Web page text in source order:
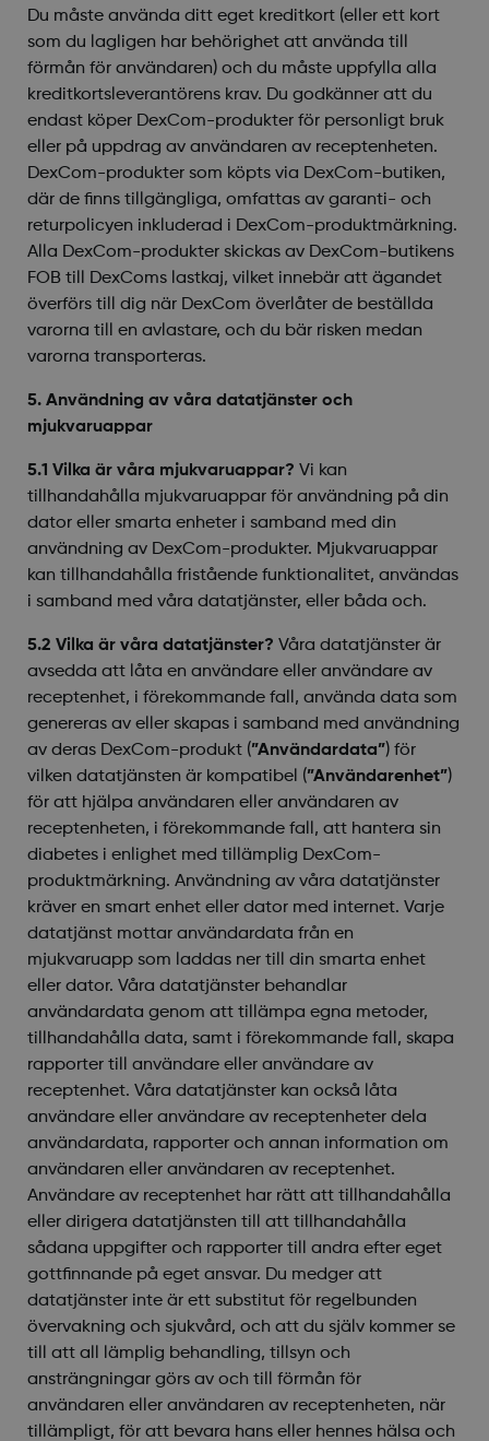
Du måste använda ditt eget kreditkort (eller ett kort
som du lagligen har behörighet att använda till
förmån för användaren) och du måste uppfylla alla
kreditkortsleverantörens krav. Du godkänner att du
endast köper DexCom-produkter för personligt bruk
eller på uppdrag av användaren av receptenheten.
DexCom-produkter som köpts via DexCom-butiken,
där de finns tillgängliga, omfattas av garanti- och
returpolicyen inkluderad i DexCom-produktmärkning.
Alla DexCom-produkter skickas av DexCom-butikens
FOB till DexComs lastkaj, vilket innebär att ägandet
överförs till dig när DexCom överlåter de beställda
varorna till en avlastare, och du bär risken medan
varorna transporteras.
5. Användning av våra datatjänster och
mjukvaruappar
5.1 Vilka är våra mjukvaruappar? Vi kan
tillhandahålla mjukvaruappar för användning på din
dator eller smarta enheter i samband med din
användning av DexCom-produkter. Mjukvaruappar
kan tillhandahålla fristående funktionalitet, användas
i samband med våra datatjänster, eller båda och.
5.2 Vilka är våra datatjänster? Våra datatjänster är
avsedda att låta en användare eller användare av
receptenhet, i förekommande fall, använda data som
genereras av eller skapas i samband med användning
av deras DexCom-produkt (”Användardata”) för
vilken datatjänsten är kompatibel (”Användarenhet”)
för att hjälpa användaren eller användaren av
receptenheten, i förekommande fall, att hantera sin
diabetes i enlighet med tillämplig DexCom-
produktmärkning. Användning av våra datatjänster
kräver en smart enhet eller dator med internet. Varje
datatjänst mottar användardata från en
mjukvaruapp som laddas ner till din smarta enhet
eller dator. Våra datatjänster behandlar
användardata genom att tillämpa egna metoder,
tillhandahålla data, samt i förekommande fall, skapa
rapporter till användare eller användare av
receptenhet. Våra datatjänster kan också låta
användare eller användare av receptenheter dela
användardata, rapporter och annan information om
användaren eller användaren av receptenhet.
Användare av receptenhet har rätt att tillhandahålla
eller dirigera datatjänsten till att tillhandahålla
sådana uppgifter och rapporter till andra efter eget
gottfinnande på eget ansvar. Du medger att
datatjänster inte är ett substitut för regelbunden
övervakning och sjukvård, och att du själv kommer se
till att all lämplig behandling, tillsyn och
ansträngningar görs av och till förmån för
användaren eller användaren av receptenheten, när
tillämpligt, för att bevara hans eller hennes hälsa och